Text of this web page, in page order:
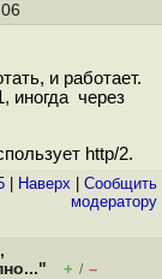
и работает.
иногда через
http/2.
Наверх
Cообщить
модератору
+ / –